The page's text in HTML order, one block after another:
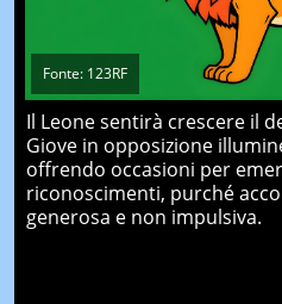
Fonte: 123RF
Il Leone sentirà crescere il
Giove in opposizione
offrendo occasioni per
riconoscimenti, purché
generosa e non impulsiva.